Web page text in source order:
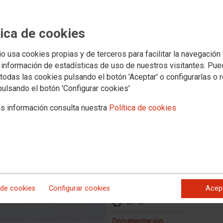
de cookies
usa cookies propias y de terceros para facilitar la navegación
de estadísticas de uso de nuestros visitantes.
las cookies pulsando el botón 'Aceptar' o configurarlas o
el botón 'Configurar cookies'
información consulta nuestra Política de cookies
cookies Configurar cookies
PERSONAS QUE HAYAN
UN CONTACTO ESTRECHO
VACUNACIÓN COMPLETA